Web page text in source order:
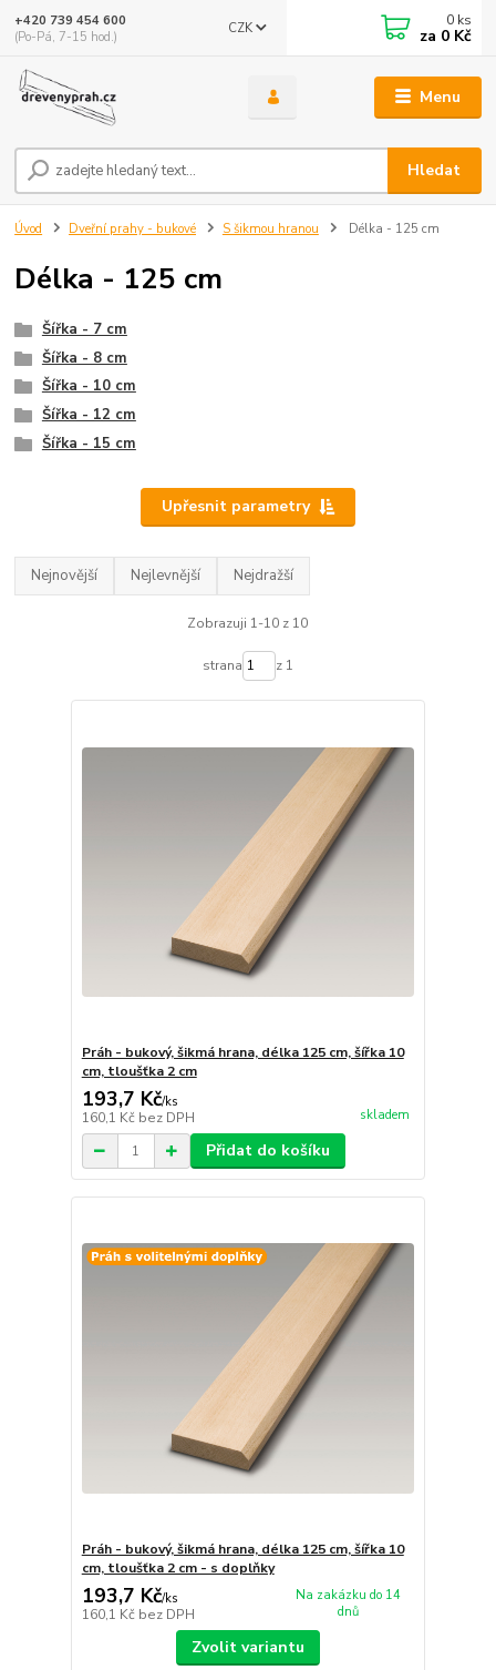
Menu
CZK
Hledat
+420 739 454 600
(Po-Pá, 7-15 hod.)
0 ks
za 0 Kč
Úvod Dveřní prahy - bukové S šikmou hranou Délka - 125 cm
Délka - 125 cm
Šířka - 7 cm
Šířka - 8 cm
Šířka - 10 cm
Šířka - 12 cm
Šířka - 15 cm
Upřesnit parametry
Nejnovější Nejlevnější Nejdražší
Zobrazuji 1-10 z 10
strana z 1
Práh - bukový, šikmá hrana, délka 125 cm, šířka 10
cm, tloušťka 2 cm
193,7 Kč/ks
160,1 Kč bez DPH skladem
Přidat do košíku
Práh - bukový, šikmá hrana, délka 125 cm, šířka 10
cm, tloušťka 2 cm - s doplňky
193,7 Kč/ks
160,1 Kč bez DPH
Na zakázku do 14
dnů
Zvolit variantu